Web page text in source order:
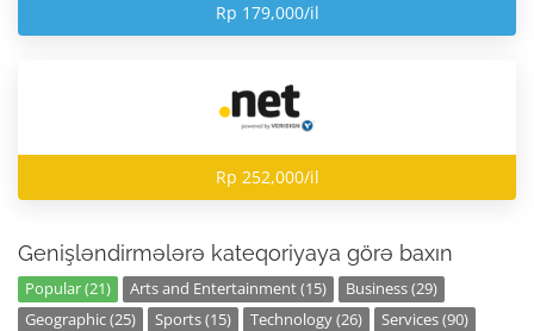
Rp 179,000/il
Rp 252,000/il
Genişləndirmələrə kateqoriyaya görə baxın
Popular (21) Arts and Entertainment (15)
Business (29)
Geographic (25)
Sports (15) Technology (26)
Services (90)